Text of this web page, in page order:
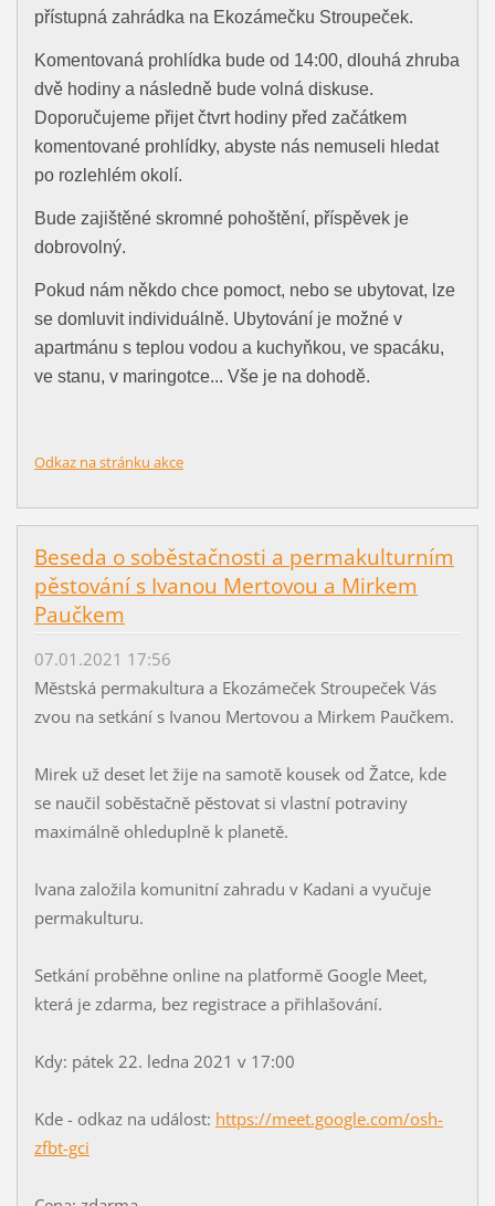
přístupná zahrádka na Ekozámečku Stroupeček.
Komentovaná prohlídka bude od 14:00, dlouhá zhruba
dvě hodiny a následně bude volná diskuse.
Doporučujeme přijet čtvrt hodiny před začátkem
komentované prohlídky, abyste nás nemuseli hledat
po rozlehlém okolí.
Bude zajištěné skromné pohoštění, příspěvek je
dobrovolný.
Pokud nám někdo chce pomoct, nebo se ubytovat, lze
se domluvit individuálně. Ubytování je možné v
apartmánu s teplou vodou a kuchyňkou, ve spacáku,
ve stanu, v maringotce... Vše je na dohodě.
Odkaz na stránku akce
Beseda o soběstačnosti a permakulturním
pěstování s Ivanou Mertovou a Mirkem
Paučkem
07.01.2021 17:56
Městská permakultura a Ekozámeček Stroupeček Vás
zvou na setkání s Ivanou Mertovou a Mirkem Paučkem.
Mirek už deset let žije na samotě kousek od Žatce, kde
se naučil soběstačně pěstovat si vlastní potraviny
maximálně ohleduplně k planetě.
Ivana založila komunitní zahradu v Kadani a vyučuje
permakulturu.
Setkání proběhne online na platformě Google Meet,
která je zdarma, bez registrace a přihlašování.
Kdy: pátek 22. ledna 2021 v 17:00
Kde - odkaz na událost: https://meet.google.com/osh-
zfbt-gci